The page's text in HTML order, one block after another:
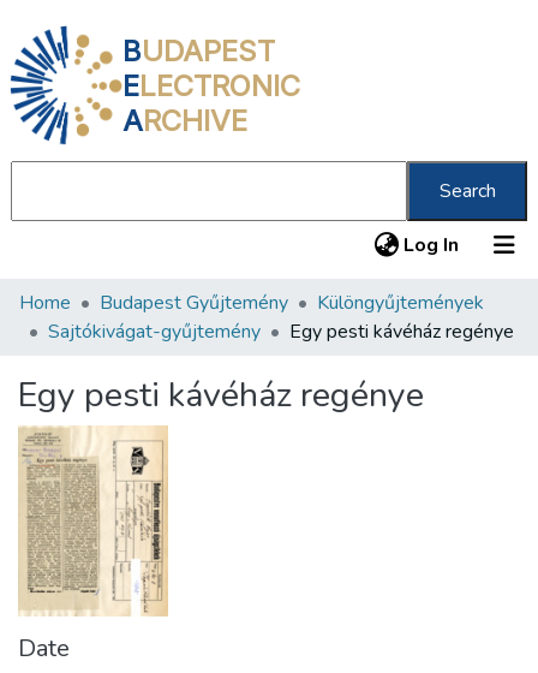
BUDAPEST
ELECTRONIC
ARCHIVE
Search
Log In (current)
Communities & Collections
Statistics
About us
Home Budapest Gyűjtemény
Különgyűjtemények
Sajtókivágat-gyűjtemény
Egy pesti kávéház regénye
Egy pesti kávéház regénye
Date